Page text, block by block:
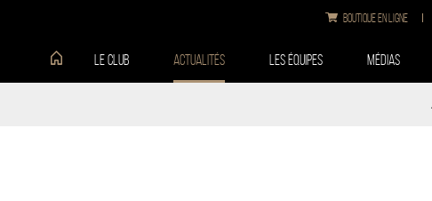
Boutique en ligne
Le club Actualités Les équipes Médias